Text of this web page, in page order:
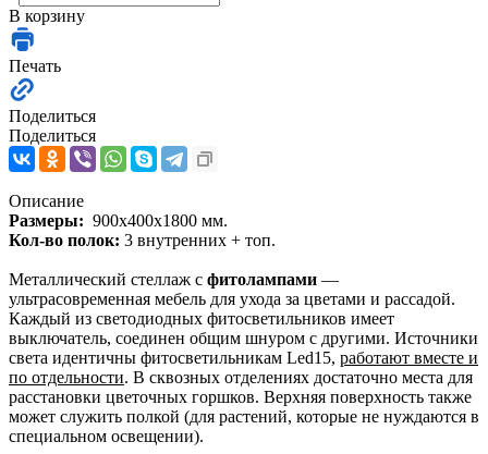
В корзину
Печать
Поделиться
Поделиться
Описание
Размеры: 900х400х1800 мм.
Кол-во полок: 3 внутренних + топ.
Металлический стеллаж с фитолампами —
ультрасовременная мебель для ухода за цветами и рассадой.
Каждый из светодиодных фитосветильников имеет
выключатель, соединен общим шнуром с другими. Источники
света идентичны фитосветильникам Led15, работают вместе и
по отдельности. В сквозных отделениях достаточно места для
расстановки цветочных горшков. Верхняя поверхность также
может служить полкой (для растений, которые не нуждаются в
специальном освещении).